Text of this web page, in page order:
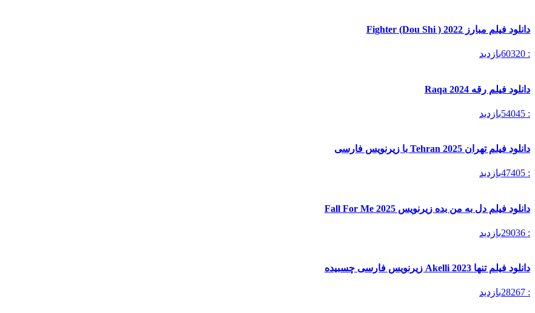
دانلود فیلم مبارز Fighter (Dou Shi ) 2022
: 60320 بازدید
دانلود فیلم رقه Raqa 2024
: 54045 بازدید
دانلود فیلم تهران Tehran 2025 با زیرنویس فارسی
: 47405 بازدید
دانلود فیلم دل به من بده زیرنویس Fall For Me 2025
: 29036 بازدید
دانلود فیلم تنها Akelli 2023 زیرنویس فارسی چسبیده
: 28267 بازدید